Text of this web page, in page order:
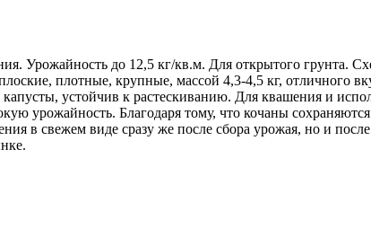
Урожайность до 12,5 кг/кв.м. Для открытого грунта.
плотные, крупные, массой 4,3-4,5 кг, отличного
устойчив к растескиванию. Для квашения и
урожайность. Благодаря тому, что кочаны
в свежем виде сразу же после сбора урожая, но и